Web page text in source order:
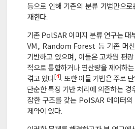
등으로 인해 기존의 분류 기법만으
재한다.
기존 PolSAR 이미지 분류 연구는 대
VM, Random Forest 등 기존 머신
기반하고 있으며, 이들은 고차원 편
적으로 통합하거나 연산량을 제어하
겪고 있다[4]. 또한 이들 기법은 주로
단순한 특징 기반 처리에 의존하는 경
잡한 구조를 갖는 PolSAR 데이터의
제약이 있다.